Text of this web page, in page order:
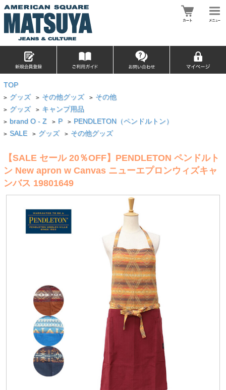
TOP
> グッズ > その他グッズ > その他
> グッズ > キャンプ用品
> brand O - Z > P > PENDLETON（ペンドルトン）
> SALE > グッズ > その他グッズ
【SALE セール 20％OFF】PENDLETON ペンドルト
ン New apron w Canvas ニューエプロンウィズキャ
ンバス 19801649